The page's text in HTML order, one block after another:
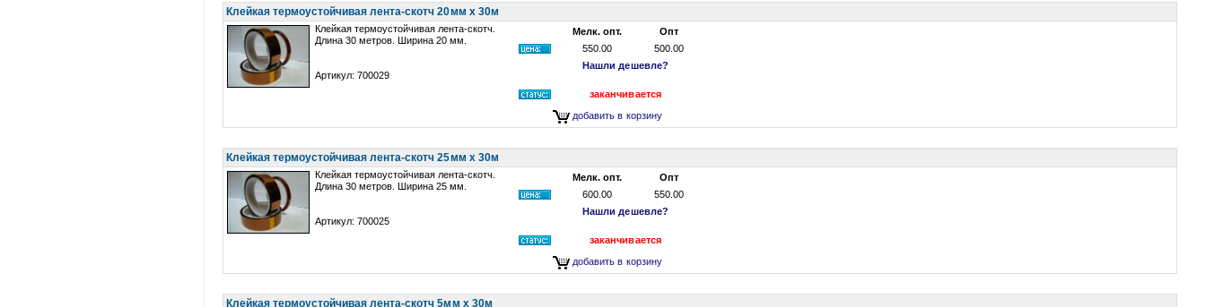
Клейкая термоустойчивая лента-скотч 20мм х 30м
Клейкая термоустойчивая лента-скотч.
Длина 30 метров. Ширина 20 мм.
Артикул: 700029
Мелк. опт.
Опт
550.00
500.00
Нашли дешевле?
заканчивается
добавить в корзину
Клейкая термоустойчивая лента-скотч 25мм х 30м
Клейкая термоустойчивая лента-скотч.
Длина 30 метров. Ширина 25 мм.
Артикул: 700025
Мелк. опт.
Опт
600.00
550.00
Нашли дешевле?
заканчивается
добавить в корзину
Клейкая термоустойчивая лента-скотч 5мм х 30м